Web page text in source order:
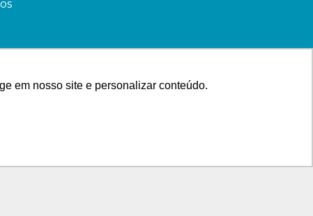
em nosso site e personalizar conteúdo.